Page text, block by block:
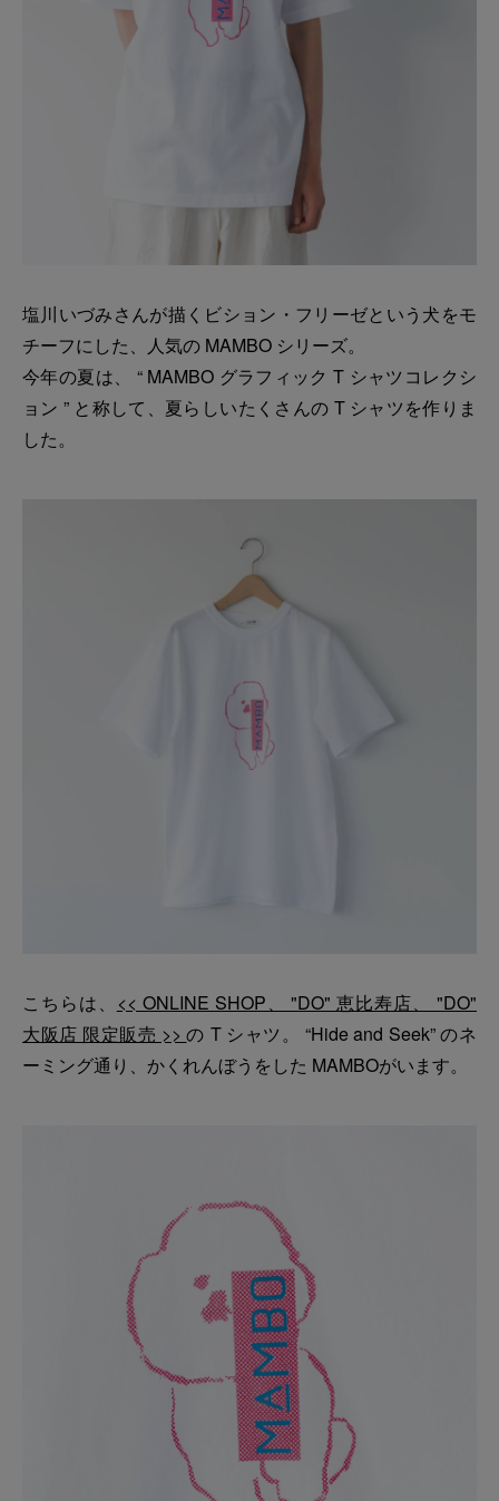
塩川いづみさんが描くビション・フリーゼという犬をモ
チーフにした、人気の MAMBO シリーズ。
今年の夏は、 “ MAMBO グラフィック T シャツコレクシ
ョン ” と称して、夏らしいたくさんの T シャツを作りま
した。
こちらは、 << ONLINE SHOP、 "DO" 恵比寿店、 "DO"
大阪店 限定販売 >>の T シャツ。 “Hide and Seek” のネ
ーミング通り、かくれんぼうをした MAMBOがいます。